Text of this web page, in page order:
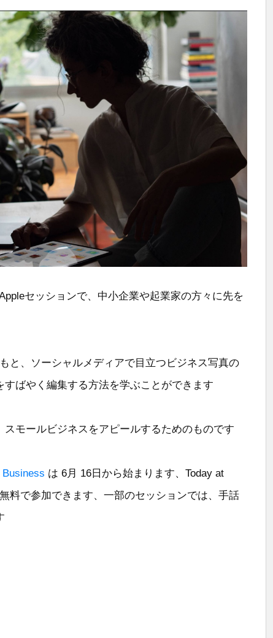
セッションで、中小企業や起業家の方々に先を
と、ソーシャルメディアで目立つビジネス写真の
ばやく編集する方法を学ぶことができます
モールビジネスをアピールするためのものです
は 6月 16日から始まります、Today at
料で参加できます、一部のセッションでは、手話